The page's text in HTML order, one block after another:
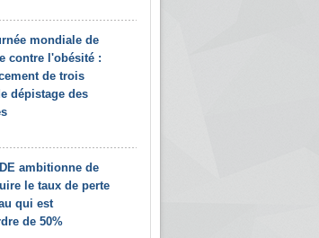
mondiale de
contre l'obésité :
de trois
dépistage des
ambitionne de
le taux de perte
qui est
de 50%